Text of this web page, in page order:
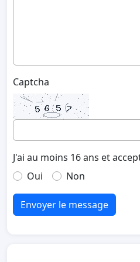
Captcha
J'ai au moins 16 ans et
Oui
Non
Envoyer le message